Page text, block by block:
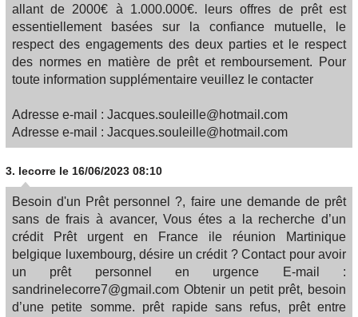
allant de 2000€ à 1.000.000€. leurs offres de prêt est
essentiellement basées sur la confiance mutuelle, le
respect des engagements des deux parties et le respect
des normes en matière de prêt et remboursement. Pour
toute information supplémentaire veuillez le contacter
Adresse e-mail : Jacques.souleille@hotmail.com
Adresse e-mail : Jacques.souleille@hotmail.com
3. lecorre le 16/06/2023 08:10
Besoin d'un Prêt personnel ?, faire une demande de prêt
sans de frais à avancer, Vous étes a la recherche d’un
crédit Prêt urgent en France ile réunion Martinique
belgique luxembourg, désire un crédit ? Contact pour avoir
un prêt personnel en urgence E-mail :
sandrinelecorre7@gmail.com Obtenir un petit prêt, besoin
d’une petite somme. prêt rapide sans refus, prêt entre